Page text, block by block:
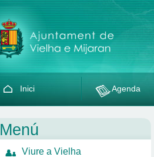
Inici Agenda
Menú
Viure a Vielha